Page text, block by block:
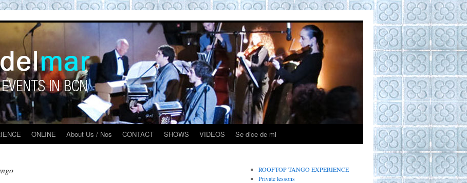
BARCELONA EXPERIENCE
ONLINE About Us / Nos CONTACT SHOWS VIDEOS Se dice de mi
ROOFTOP TANGO EXPERIENCE
Private lessons